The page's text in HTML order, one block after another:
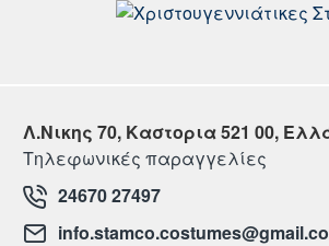
Λ.Νικης 70, Καστορια 521 00,
Τηλεφωνικές παραγγελίες
24670 27497